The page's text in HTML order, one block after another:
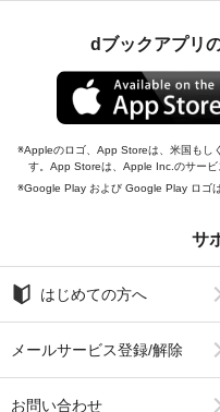
dブックアプリ
Appleのロゴ、App Storeは、米国もし
す。App Storeは、Apple Inc.のサービ
Google Play および Google Play ロゴ
サ
はじめての方へ
メールサービス登録/解除
お問い合わせ